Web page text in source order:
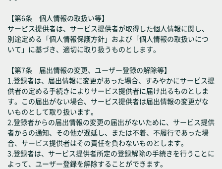
【第6条 個人情報の取扱い等】
サービス提供者は、サービス提供者が取得した個人情報に関し、
別途定める「個人情報保護方針」および「個人情報の取扱いにつ
いて」に基づき、適切に取り扱うものとします。
【第7条 届出情報の変更、ユーザー登録の解除等】
1.登録者は、届出情報に変更があった場合、すみやかにサービス提
供者の定める手続きによりサービス提供者に届け出るものとしま
す。この届出がない場合、サービス提供者は届出情報の変更がな
いものとして取り扱います。
2.登録者からの届出情報の変更の届出がないために、サービス提供
者からの通知、その他が遅延し、または不着、不履行であった場
合、サービス提供者はその責任を負わないものとします。
3.登録者は、サービス提供者所定の登録解除の手続きを行うことに
よって、ユーザー登録を解除することができます。